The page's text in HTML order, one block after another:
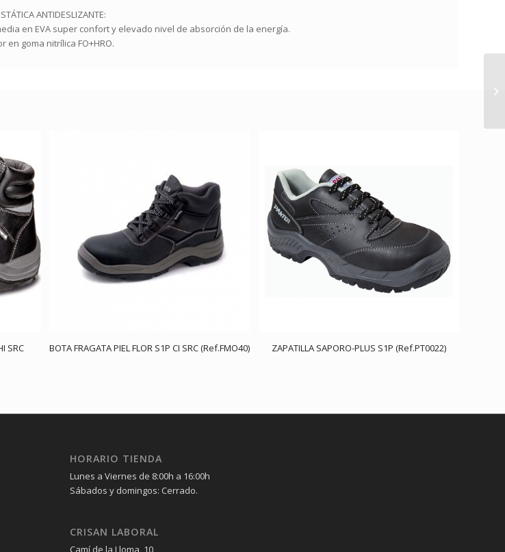
ANTIDESLIZANTE:
en EVA super confort y elevado nivel de absorción de la energía.
en goma nitrílica FO+HRO.
SRC
BOTA FRAGATA PIEL FLOR S1P CI SRC (Ref.FMO40) ZAPATILLA SAPORO-PLUS S1P (Ref.PT0022)
HORARIO TIENDA
Lunes a Viernes de 8:00h a 16:00h
Sábados y domingos: Cerrado.
CRISAN LABORAL
Camí de la Lloma, 10,